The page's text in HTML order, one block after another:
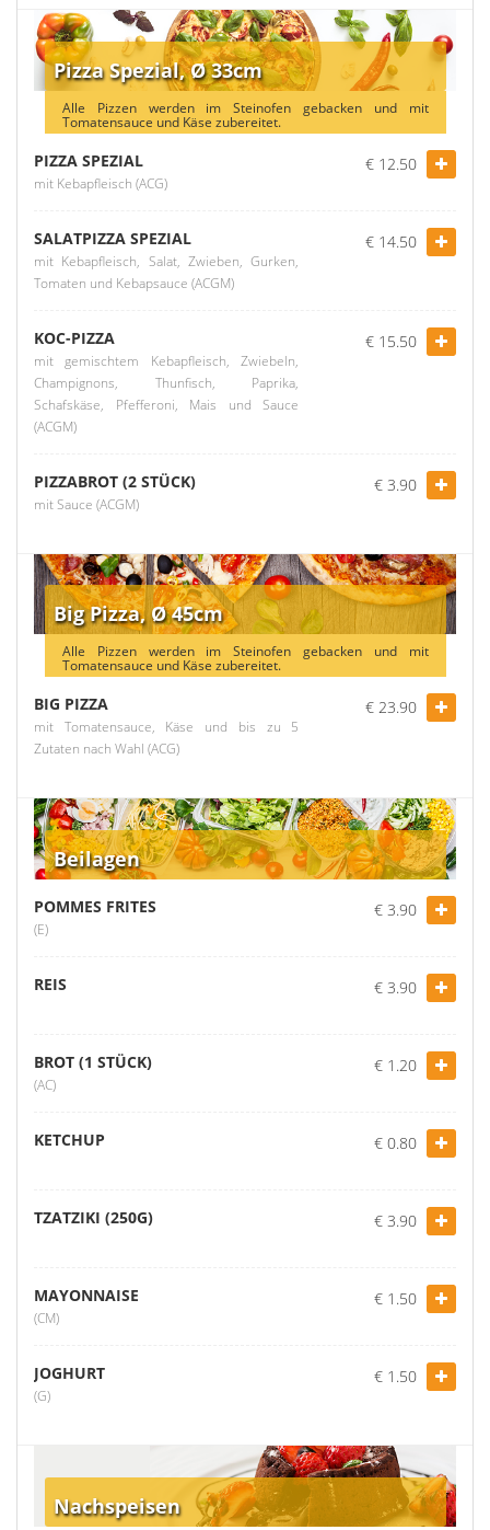
Pizza Spezial, Ø 33cm
Alle Pizzen werden im Steinofen gebacken und mit
Tomatensauce und Käse zubereitet.
PIZZA SPEZIAL
mit Kebapfleisch (ACG)
€ 12.50
SALATPIZZA SPEZIAL
mit Kebapfleisch, Salat, Zwieben, Gurken,
Tomaten und Kebapsauce (ACGM)
€ 14.50
KOC-PIZZA
mit gemischtem Kebapfleisch, Zwiebeln,
Champignons, Thunfisch, Paprika,
Schafskäse, Pfefferoni, Mais und Sauce
(ACGM)
€ 15.50
PIZZABROT (2 STÜCK)
mit Sauce (ACGM)
€ 3.90
Big Pizza, Ø 45cm
Alle Pizzen werden im Steinofen gebacken und mit
Tomatensauce und Käse zubereitet.
BIG PIZZA
mit Tomatensauce, Käse und bis zu 5
Zutaten nach Wahl (ACG)
€ 23.90
Beilagen
POMMES FRITES
(E)
€ 3.90
REIS € 3.90
BROT (1 STÜCK)
(AC)
€ 1.20
KETCHUP € 0.80
TZATZIKI (250G) € 3.90
MAYONNAISE
(CM)
€ 1.50
JOGHURT
(G)
€ 1.50
Nachspeisen